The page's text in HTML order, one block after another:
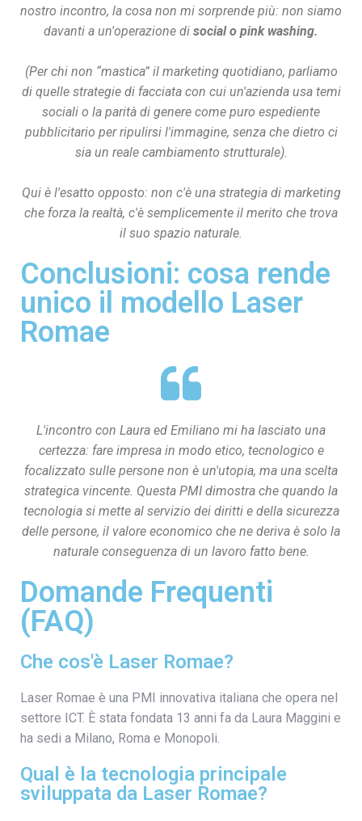
nostro incontro, la cosa non mi sorprende più: non siamo
davanti a un'operazione di social o pink washing.
(Per chi non “mastica” il marketing quotidiano, parliamo
di quelle strategie di facciata con cui un'azienda usa temi
sociali o la parità di genere come puro espediente
pubblicitario per ripulirsi l'immagine, senza che dietro ci
sia un reale cambiamento strutturale).
Qui è l'esatto opposto: non c'è una strategia di marketing
che forza la realtà, c'è semplicemente il merito che trova
il suo spazio naturale.
Conclusioni: cosa rende
unico il modello Laser
Romae
L'incontro con Laura ed Emiliano mi ha lasciato una
certezza: fare impresa in modo etico, tecnologico e
focalizzato sulle persone non è un'utopia, ma una scelta
strategica vincente. Questa PMI dimostra che quando la
tecnologia si mette al servizio dei diritti e della sicurezza
delle persone, il valore economico che ne deriva è solo la
naturale conseguenza di un lavoro fatto bene.
Domande Frequenti
(FAQ)
Che cos'è Laser Romae?
Laser Romae è una PMI innovativa italiana che opera nel
settore ICT. È stata fondata 13 anni fa da Laura Maggini e
ha sedi a Milano, Roma e Monopoli.
Qual è la tecnologia principale
sviluppata da Laser Romae?